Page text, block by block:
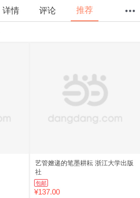
详情 评论 推荐
艺管嬗递的笔墨耕耘 浙江大学出版
社
包邮
¥137.00